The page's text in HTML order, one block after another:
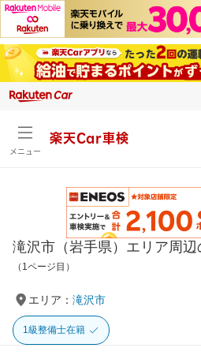
メニュー
楽天Car車検
滝沢市（岩手県）エリア周辺
（1ページ目）
エリア： 滝沢市
1級整備士在籍